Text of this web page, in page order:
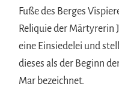
Fuße des Berges
Reliquie der Märtyrerin
eine Einsiedelei und
dieses als der Beginn
Mar bezeichnet.